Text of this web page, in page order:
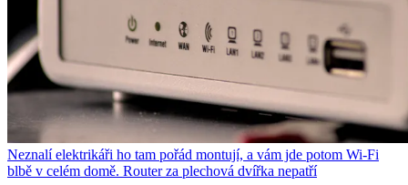
Neznalí elektrikáři ho tam pořád montují, a vám jde potom Wi-Fi
blbě v celém domě. Router za plechová dvířka nepatří